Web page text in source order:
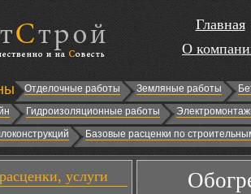
Главная
О
Отделочные работы Земляные работы
Гидроизоляционные работы
Базовые расценки по
услуги